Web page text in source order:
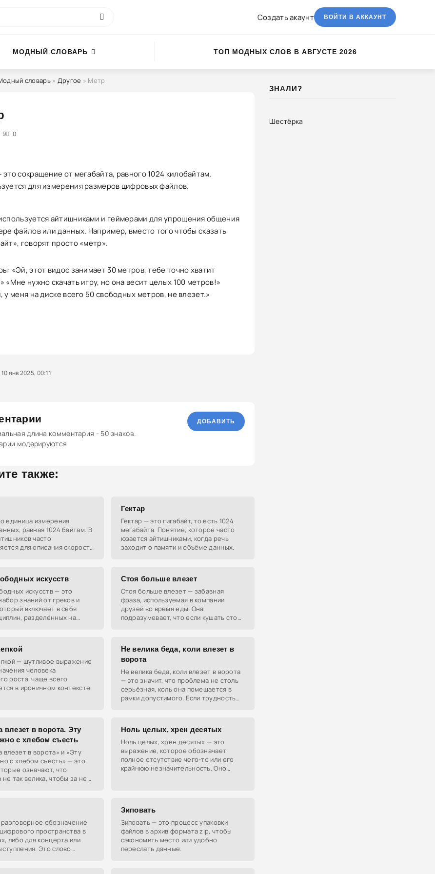
Создать акаунт ВОЙТИ В АККАУНТ
МОДНЫЙ СЛОВАРЬ ТОП МОДНЫХ СЛОВ В АВГУСТЕ 2026
словарь» Другое » Метр
9 0
5
сокращение от мегабайта, равного 1024 килобайтам.
для измерения размеров цифровых файлов.
айтишниками и геймерами для упрощения общения
файлов или данных. Например, вместо того чтобы сказать
говорят просто «метр».
«Эй, этот видос занимает 30 метров, тебе точно хватит
«Мне нужно скачать игру, но она весит целых 100 метров!»
у меня на диске всего 50 свободных метров, не влезет.»
янв 2025, 00:11
длина комментария - 50 знаков.
модерируются
ДОБАВИТЬ
также:
единица измерения
равная 1024 байтам. В
часто
для описания скорости
Гектар
Гектар — это гигабайт, то есть 1024
мегабайта. Понятие, которое часто
юзается айтишниками, когда речь
заходит о памяти и объёме данных.
искусств
искусств — это
знаний от греков и
включает в себя
разделённых на
Стоя больше влезет
Стоя больше влезет — забавная
фраза, используемая в компании
друзей во время еды. Она
подразумевает, что если кушать стоя,
— шутливое выражение
человека
роста, чаще всего
в ироничном контексте.
Не велика беда, коли влезет в
ворота
Не велика беда, коли влезет в ворота
— это значит, что проблема не столь
серьёзная, коль она помещается в
рамки допустимого. Если трудность
влезет в ворота. Эту
с хлебом съесть
влезет в ворота» и «Эту
с хлебом съесть» — это
означают, что
так велика, чтобы за неё
Ноль целых, хрен десятых
Ноль целых, хрен десятых — это
выражение, которое обозначает
полное отсутствие чего-то или его
крайнюю незначительность. Оно
разговорное обозначение
пространства в
либо для концерта или
Это слово
Зиповать
Зиповать — это процесс упаковки
файлов в архив формата zip, чтобы
сэкономить место или удобно
переслать данные.
ЗНАЛИ?
Шестёрка